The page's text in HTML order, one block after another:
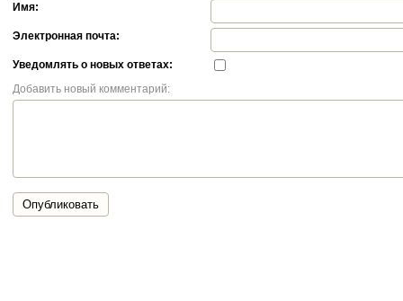
Имя:
Электронная почта:
Уведомлять о новых ответах:
Добавить новый комментарий:
Опубликовать